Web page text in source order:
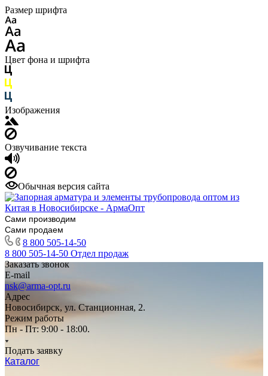
Размер шрифта
Цвет фона и шрифта
Изображения
Озвучивание текста
Обычная версия сайта
Сами производим
Сами продаем
8 800 505-14-50
8 800 505-14-50 Отдел продаж
Заказать звонок
E-mail
nsk@arma-opt.ru
Адрес
Новосибирск, ул. Станционная, 2.
Режим работы
Пн - Пт: 9:00 - 18:00.
Подать заявку
Каталог